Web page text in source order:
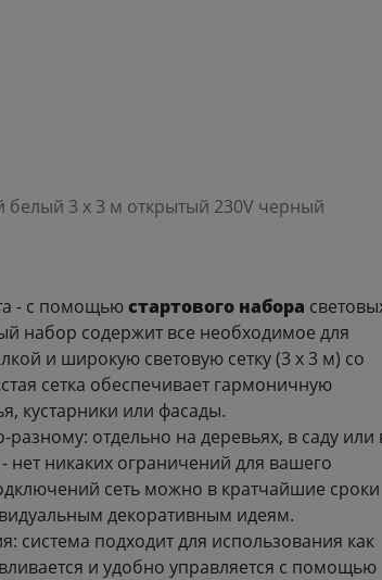
белый 3 x 3 м открытый 230V черный
- с помощьюстартового набора
набор содержит все необходимое для
и широкую световую сетку (3 x 3 м) со
сетка обеспечивает гармоничную
кустарники или фасады.
отдельно на деревьях, в саду или
никаких ограничений для вашего
сеть можно в кратчайшие сроки
декоративным идеям.
система подходит для использования как
и удобно управляется с помощью